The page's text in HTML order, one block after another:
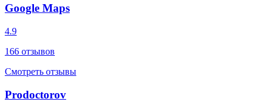
Google Maps
4.9
166 отзывов
Смотреть отзывы
Prodoctorov